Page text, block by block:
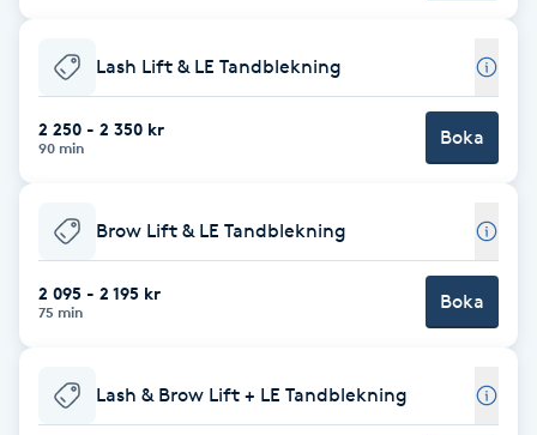
Cryoterapi
Damklippning
Dermapen
Diamantslipning
Enzympeeling
Lash Lift & LE Tandblekning
2 250 - 2 350 kr
90 min Boka
Brow Lift & LE Tandblekning
2 095 - 2 195 kr
75 min Boka
Lash & Brow Lift + LE Tandblekning